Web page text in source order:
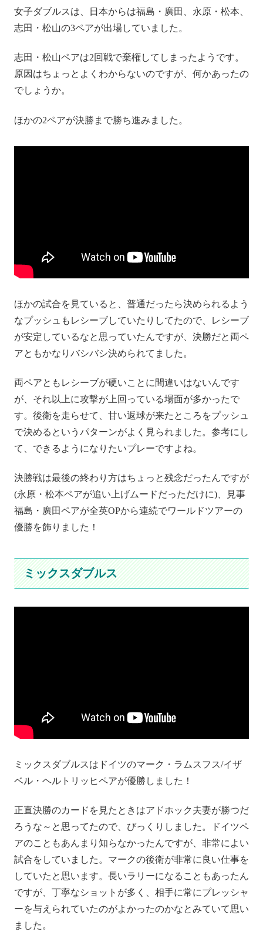
女子ダブルスは、日本からは福島・廣田、永原・松本、
志田・松山の3ペアが出場していました。
志田・松山ペアは2回戦で棄権してしまったようです。
原因はちょっとよくわからないのですが、何かあったの
でしょうか。
ほかの2ペアが決勝まで勝ち進みました。
ほかの試合を見ていると、普通だったら決められるよう
なプッシュもレシーブしていたりしてたので、レシーブ
が安定しているなと思っていたんですが、決勝だと両ペ
アともかなりバシバシ決められてました。
両ペアともレシーブが硬いことに間違いはないんです
が、それ以上に攻撃が上回っている場面が多かったで
す。後衛を走らせて、甘い返球が来たところをプッシュ
で決めるというパターンがよく見られました。参考にし
て、できるようになりたいプレーですよね。
決勝戦は最後の終わり方はちょっと残念だったんですが
(永原・松本ペアが追い上げムードだっただけに)、見事
福島・廣田ペアが全英OPから連続でワールドツアーの
優勝を飾りました！
ミックスダブルス
ミックスダブルスはドイツのマーク・ラムスフス/イザ
ベル・ヘルトリッヒペアが優勝しました！
正直決勝のカードを見たときはアドホック夫妻が勝つだ
ろうな～と思ってたので、びっくりしました。ドイツペ
アのこともあんまり知らなかったんですが、非常によい
試合をしていました。マークの後衛が非常に良い仕事を
していたと思います。長いラリーになることもあったん
ですが、丁寧なショットが多く、相手に常にプレッシャ
ーを与えられていたのがよかったのかなとみていて思い
ました。